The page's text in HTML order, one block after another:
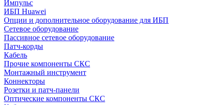
Импульс
ИБП Huawei
Опции и дополнительное оборудование для ИБП
Сетевое оборудование
Пассивное сетевое оборудование
Патч-корды
Кабель
Прочие компоненты СКС
Монтажный инструмент
Коннекторы
Розетки и патч-панели
Оптические компоненты СКС